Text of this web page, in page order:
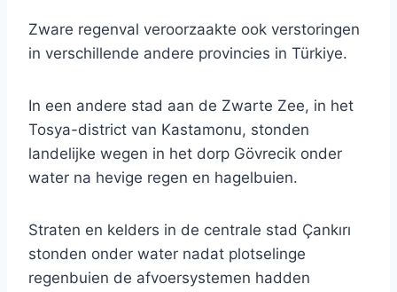
Zware regenval veroorzaakte ook verstoringen
in verschillende andere provincies in Türkiye.
In een andere stad aan de Zwarte Zee, in het
Tosya-district van Kastamonu, stonden
landelijke wegen in het dorp Gövrecik onder
water na hevige regen en hagelbuien.
Straten en kelders in de centrale stad Çankırı
stonden onder water nadat plotselinge
regenbuien de afvoersystemen hadden